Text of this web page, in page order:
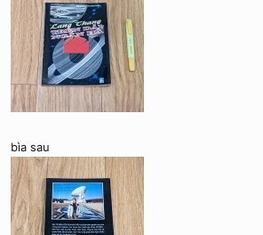
bìa sau